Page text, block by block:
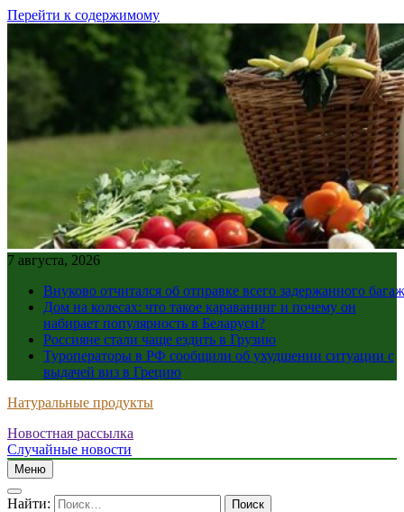
Перейти к содержимому
7 августа, 2026
Внуково отчитался об отправке всего задержанного
Дом на колесах: что такое караванинг и почему он
набирает популярность в Беларуси?
Россияне стали чаще ездить в Грузию
Туроператоры в РФ сообщили об ухудшении ситуации с
выдачей виз в Грецию
Натуральные продукты
Новостная рассылка
Случайные новости
Меню
Найти: